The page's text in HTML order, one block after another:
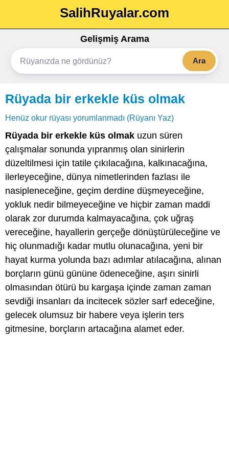
SalihRuyalar.com
Gelişmiş Arama
Ara
Rüyada bir erkekle küs olmak
Henüz okur rüyası yorumlanmadı (Rüyanı Yaz)
Rüyada bir erkekle küs olmak uzun süren
çalışmalar sonunda yıpranmış olan sinirlerin
düzeltilmesi için tatile çıkılacağına, kalkınacağına,
ilerleyeceğine, dünya nimetlerinden fazlası ile
nasipleneceğine, geçim derdine düşmeyeceğine,
yokluk nedir bilmeyeceğine ve hiçbir zaman maddi
olarak zor durumda kalmayacağına, çok uğraş
vereceğine, hayallerin gerçeğe dönüştürüleceğine ve
hiç olunmadığı kadar mutlu olunacağına, yeni bir
hayat kurma yolunda bazı adımlar atılacağına, alınan
borçların günü gününe ödeneceğine, aşırı sinirli
olmasından ötürü bu kargaşa içinde zaman zaman
sevdiği insanları da incitecek sözler sarf edeceğine,
gelecek olumsuz bir habere veya işlerin ters
gitmesine, borçların artacağına alamet eder.